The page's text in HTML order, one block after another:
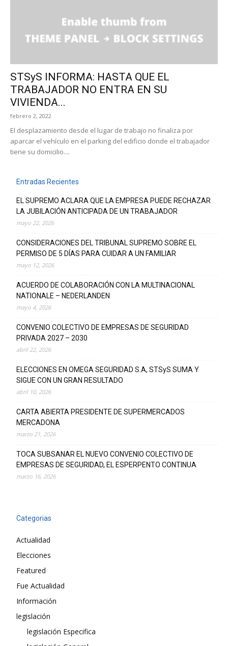
STSyS INFORMA: HASTA QUE EL
TRABAJADOR NO ENTRA EN SU
VIVIENDA...
febrero 2, 2022
El desplazamiento desde el lugar de trabajo no finaliza por
aparcar el vehículo en el parking del edificio donde el trabajador
tiene su domicilio....
Entradas Recientes
EL SUPREMO ACLARA QUE LA EMPRESA PUEDE RECHAZAR
LA JUBILACIÓN ANTICIPADA DE UN TRABAJADOR
mayo 22, 2026
CONSIDERACIONES DEL TRIBUNAL SUPREMO SOBRE EL
PERMISO DE 5 DÍAS PARA CUIDAR A UN FAMILIAR
mayo 12, 2026
ACUERDO DE COLABORACIÓN CON LA MULTINACIONAL
NATIONALE – NEDERLANDEN
mayo 4, 2026
CONVENIO COLECTIVO DE EMPRESAS DE SEGURIDAD
PRIVADA 2027 – 2030
abril 22, 2026
ELECCIONES EN OMEGA SEGURIDAD S.A, STSyS SUMA Y
SIGUE CON UN GRAN RESULTADO
abril 10, 2026
CARTA ABIERTA PRESIDENTE DE SUPERMERCADOS
MERCADONA
marzo 21, 2026
TOCA SUBSANAR EL NUEVO CONVENIO COLECTIVO DE
EMPRESAS DE SEGURIDAD, EL ESPERPENTO CONTINUA
marzo 16, 2026
Categorias
Actualidad
Elecciones
Featured
Fue Actualidad
Información
legislación
legislación Especifica